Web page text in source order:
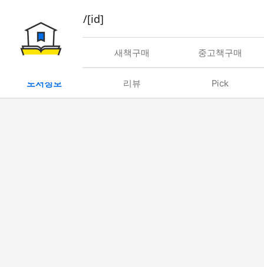
book/rent/[id]
대여 새책구매 중고책구매
도서정보 리뷰 Pick